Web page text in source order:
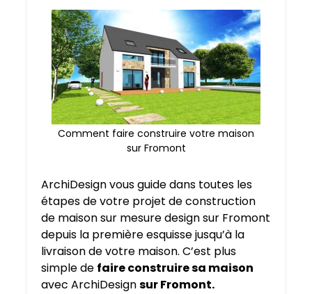
Comment faire construire votre maison
sur Fromont
ArchiDesign vous guide dans toutes les
étapes de votre projet de construction
de maison sur mesure design sur Fromont
depuis la première esquisse jusqu’à la
livraison de votre maison. C’est plus
simple de faire construire sa maison
avec ArchiDesignsur Fromont.